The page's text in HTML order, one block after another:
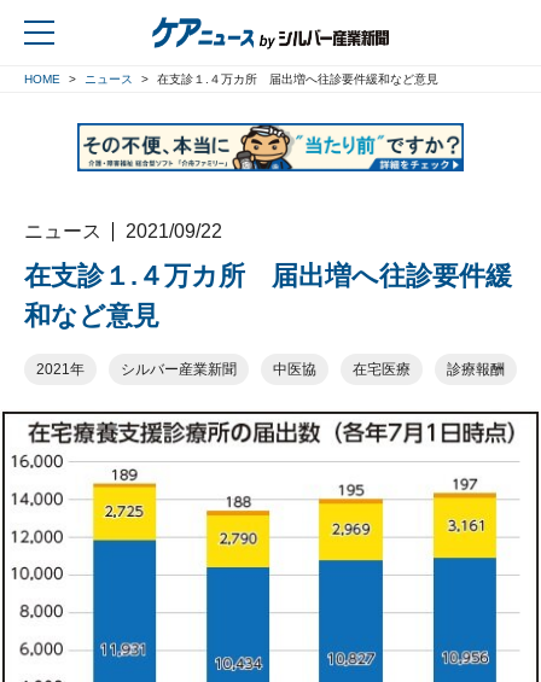
HOME ニュース 在支診１.４万カ所 届出増へ往診要件緩和など意見
ニュース 2021/09/22
在支診１.４万カ所 届出増へ往診要件緩
和など意見
2021年 シルバー産業新聞 中医協 在宅医療 診療報酬